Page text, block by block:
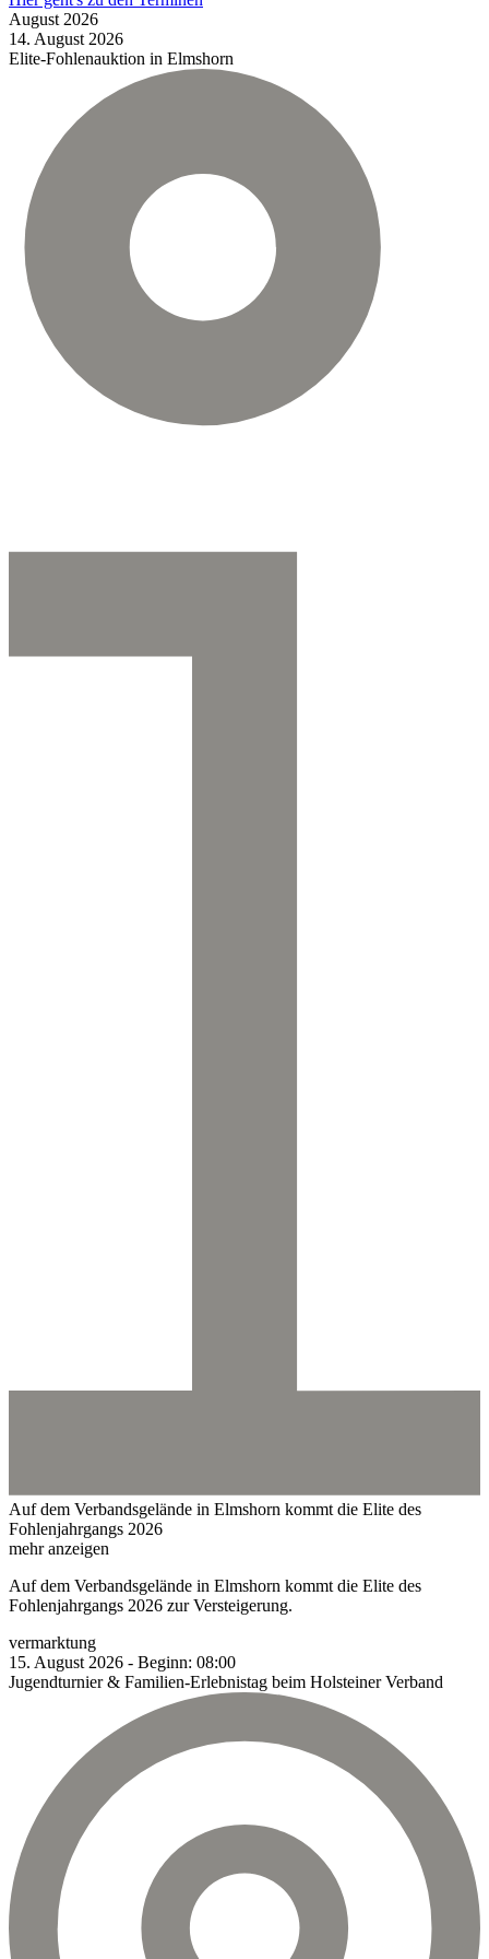
August 2026
14. August 2026
Elite-Fohlenauktion in Elmshorn
Auf dem Verbandsgelände in Elmshorn kommt die Elite des
Fohlenjahrgangs 2026
mehr anzeigen
Auf dem Verbandsgelände in Elmshorn kommt die Elite des
Fohlenjahrgangs 2026 zur Versteigerung.
vermarktung
15. August 2026 - Beginn: 08:00
Jugendturnier & Familien-Erlebnistag beim Holsteiner Verband